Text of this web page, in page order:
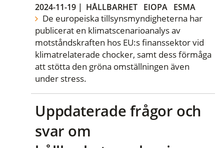
2024-11-19 | HÅLLBARHET EIOPA ESMA
De europeiska tillsynsmyndigheterna har
publicerat en klimatscenarioanalys av
motståndskraften hos EU:s finanssektor vid
klimatrelaterade chocker, samt dess förmåga
att stötta den gröna omställningen även
under stress.
Uppdaterade frågor och
svar om